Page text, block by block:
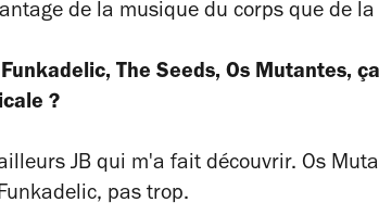
de la musique du corps que de la
The Seeds, Os Mutantes,
?
JB qui m'a fait découvrir. Os
pas trop.